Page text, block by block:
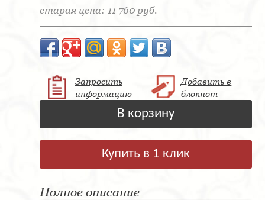
старая цена: 11 760 руб.
Запросить
информацию
Добавить в
блокнот
В корзину
Купить в 1 клик
Полное описание